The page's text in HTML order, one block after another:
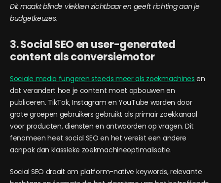
Dit maakt blinde vlekken zichtbaar en geeft richting aan je
budgetkeuzes.
3. Social SEO en user-generated
content als conversiemotor
Sociale media fungeren steeds meer als zoekmachines en
dat verandert hoe je content moet opbouwen en
publiceren. TikTok, Instagram en YouTube worden door
grote groepen gebruikers gebruikt als primair zoekkanaal
voor producten, diensten en antwoorden op vragen. Dit
fenomeen heet social SEO en het vereist een andere
aanpak dan klassieke zoekmachineoptimalisatie.
Social SEO draait om platform-native keywords, relevante